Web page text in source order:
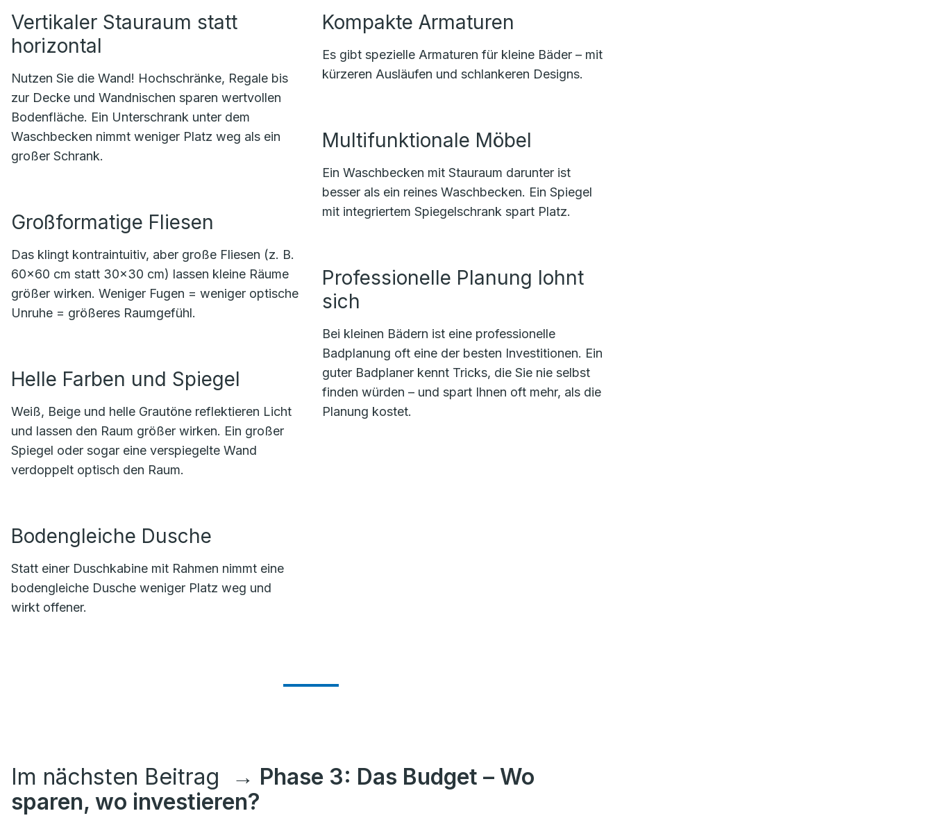
Vertikaler Stauraum statt
horizontal
Nutzen Sie die Wand! Hochschränke, Regale bis
zur Decke und Wandnischen sparen wertvollen
Bodenfläche. Ein Unterschrank unter dem
Waschbecken nimmt weniger Platz weg als ein
großer Schrank.
Großformatige Fliesen
Das klingt kontraintuitiv, aber große Fliesen (z. B.
60×60 cm statt 30×30 cm) lassen kleine Räume
größer wirken. Weniger Fugen = weniger optische
Unruhe = größeres Raumgefühl.
Helle Farben und Spiegel
Weiß, Beige und helle Grautöne reflektieren Licht
und lassen den Raum größer wirken. Ein großer
Spiegel oder sogar eine verspiegelte Wand
verdoppelt optisch den Raum.
Bodengleiche Dusche
Statt einer Duschkabine mit Rahmen nimmt eine
bodengleiche Dusche weniger Platz weg und
wirkt offener.
Kompakte Armaturen
Es gibt spezielle Armaturen für kleine Bäder – mit
kürzeren Ausläufen und schlankeren Designs.
Multifunktionale Möbel
Ein Waschbecken mit Stauraum darunter ist
besser als ein reines Waschbecken. Ein Spiegel
mit integriertem Spiegelschrank spart Platz.
Professionelle Planung lohnt
sich
Bei kleinen Bädern ist eine professionelle
Badplanung oft eine der besten Investitionen. Ein
guter Badplaner kennt Tricks, die Sie nie selbst
finden würden – und spart Ihnen oft mehr, als die
Planung kostet.
Im nächsten Beitrag
→ Phase 3: Das Budget – Wo
sparen, wo investieren?